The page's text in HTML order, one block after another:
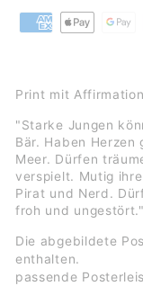
Print mit
"Starke Jungen
Bär. Haben
Meer. Dürfen
verspielt. Mutig
Pirat und Nerd.
froh und ungestört."
Die abgebildete
passende